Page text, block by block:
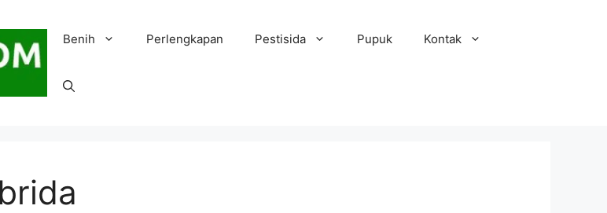
Benih Perlengkapan Pestisida Pupuk Kontak